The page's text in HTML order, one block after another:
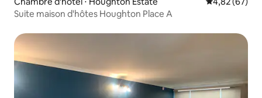
Suite maison d'hôtes Houghton Place A